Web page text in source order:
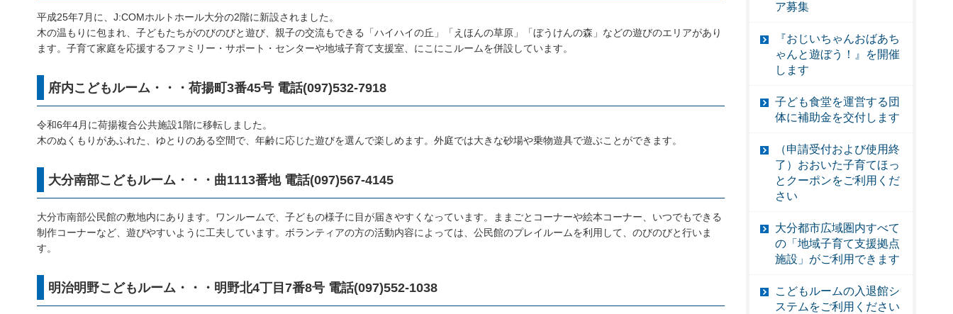
平成25年7月に、J:COMホルトホール大分の2階に新設されました。
木の温もりに包まれ、子どもたちがのびのびと遊び、親子の交流もできる「ハイハイの丘」「えほんの草原」「ぼうけんの森」などの遊びのエリアがあり
ます。子育て家庭を応援するファミリー・サポート・センターや地域子育て支援室、にこにこルームを併設しています。
府内こどもルーム・・・荷揚町3番45号 電話(097)532-7918
令和6年4月に荷揚複合公共施設1階に移転しました。
木のぬくもりがあふれた、ゆとりのある空間で、年齢に応じた遊びを選んで楽しめます。外庭では大きな砂場や乗物遊具で遊ぶことができます。
大分南部こどもルーム・・・曲1113番地 電話(097)567-4145
大分市南部公民館の敷地内にあります。ワンルームで、子どもの様子に目が届きやすくなっています。ままごとコーナーや絵本コーナー、いつでもできる
制作コーナーなど、遊びやすいように工夫しています。ボランティアの方の活動内容によっては、公民館のプレイルームを利用して、のびのびと行いま
す。
明治明野こどもルーム・・・明野北4丁目7番8号 電話(097)552-1038
ア募集
『おじいちゃんおばあち
ゃんと遊ぼう！』を開催
します
子ども食堂を運営する団
体に補助金を交付します
（申請受付および使用終
了）おおいた子育てほっ
とクーポンをご利用くだ
さい
大分都市広域圏内すべて
の「地域子育て支援拠点
施設」がご利用できます
こどもルームの入退館シ
ステムをご利用ください